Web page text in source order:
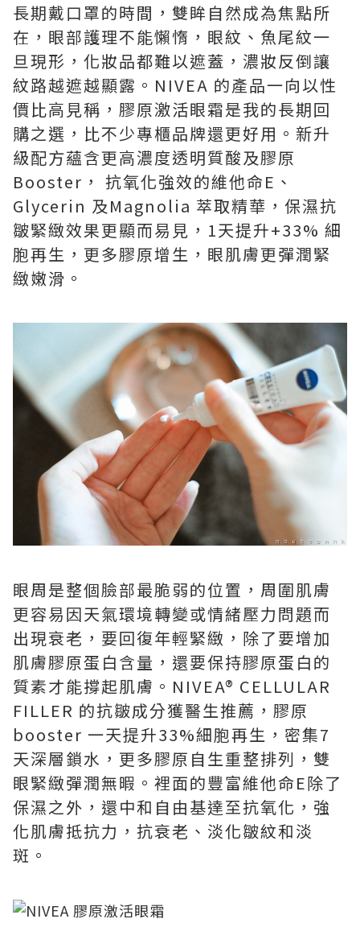
長期戴口罩的時間，雙眸自然成為焦點所
在，眼部護理不能懶惰，眼紋、魚尾紋一
旦現形，化妝品都難以遮蓋，濃妝反倒讓
紋路越遮越顯露。NIVEA 的產品一向以性
價比高見稱，膠原激活眼霜是我的長期回
購之選，比不少專櫃品牌還更好用。新升
級配方蘊含更高濃度透明質酸及膠原
Booster， 抗氧化強效的維他命E、
Glycerin 及Magnolia 萃取精華，保濕抗
皺緊緻效果更顯而易見，1天提升+33% 細
胞再生，更多膠原增生，眼肌膚更彈潤緊
緻嫩滑。
眼周是整個臉部最脆弱的位置，周圍肌膚
更容易因天氣環境轉變或情緒壓力問題而
出現衰老，要回復年輕緊緻，除了要增加
肌膚膠原蛋白含量，還要保持膠原蛋白的
質素才能撐起肌膚。NIVEA® CELLULAR
FILLER 的抗皺成分獲醫生推薦，膠原
booster 一天提升33%細胞再生，密集7
天深層鎖水，更多膠原自生重整排列，雙
眼緊緻彈潤無暇。裡面的豐富維他命E除了
保濕之外，還中和自由基達至抗氧化，強
化肌膚抵抗力，抗衰老、淡化皺紋和淡
斑。